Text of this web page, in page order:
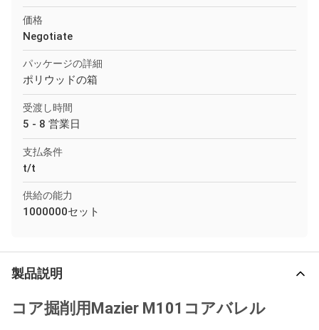
価格
Negotiate
パッケージの詳細
ポリウッドの箱
受渡し時間
5 - 8 営業日
支払条件
t/t
供給の能力
1000000セット
製品説明
コア掘削用Mazier M101コアバレル